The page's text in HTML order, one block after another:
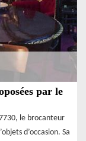
par le
le brocanteur
d’occasion. Sa